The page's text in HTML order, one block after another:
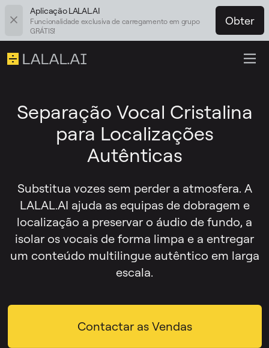
Aplicação LALAL.AI
Funcionalidade exclusiva de carregamento em grupo
GRÁTIS!
Obter
Separação Vocal Cristalina
para Localizações
Autênticas
Substitua vozes sem perder a atmosfera. A
LALAL.AI ajuda as equipas de dobragem e
localização a preservar o áudio de fundo, a
isolar os vocais de forma limpa e a entregar
um conteúdo multilingue autêntico em larga
escala.
Contactar as Vendas